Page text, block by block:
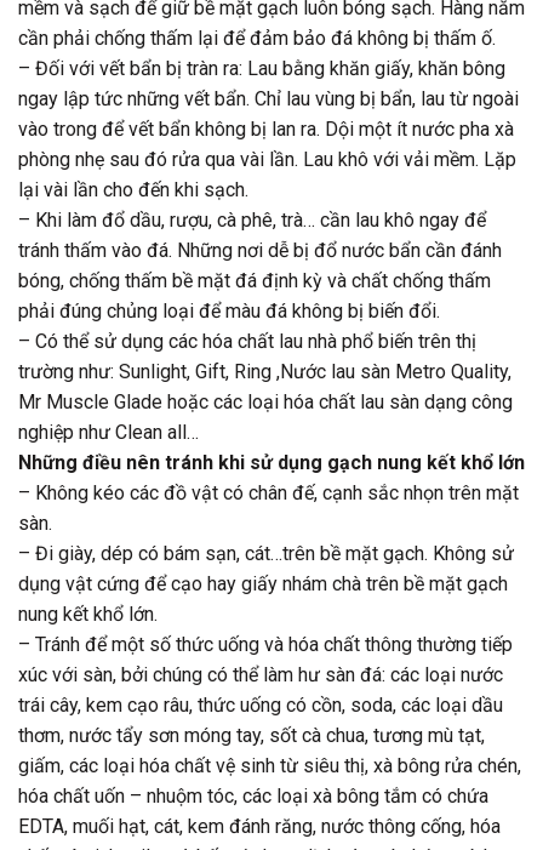
mềm và sạch để giữ bề mặt gạch luôn bóng sạch. Hàng năm
cần phải chống thấm lại để đảm bảo đá không bị thấm ố.
– Đối với vết bẩn bị tràn ra: Lau bằng khăn giấy, khăn bông
ngay lập tức những vết bẩn. Chỉ lau vùng bị bẩn, lau từ ngoài
vào trong để vết bẩn không bị lan ra. Dội một ít nước pha xà
phòng nhẹ sau đó rửa qua vài lần. Lau khô với vải mềm. Lặp
lại vài lần cho đến khi sạch.
– Khi làm đổ dầu, rượu, cà phê, trà… cần lau khô ngay để
tránh thấm vào đá. Những nơi dễ bị đổ nước bẩn cần đánh
bóng, chống thấm bề mặt đá định kỳ và chất chống thấm
phải đúng chủng loại để màu đá không bị biến đổi.
– Có thể sử dụng các hóa chất lau nhà phổ biến trên thị
trường như: Sunlight, Gift, Ring ,Nước lau sàn Metro Quality,
Mr Muscle Glade hoặc các loại hóa chất lau sàn dạng công
nghiệp như Clean all…
Những điều nên tránh khi sử dụng gạch nung kết khổ lớn
– Không kéo các đồ vật có chân đế, cạnh sắc nhọn trên mặt
sàn.
– Đi giày, dép có bám sạn, cát…trên bề mặt gạch. Không sử
dụng vật cứng để cạo hay giấy nhám chà trên bề mặt gạch
nung kết khổ lớn.
– Tránh để một số thức uống và hóa chất thông thường tiếp
xúc với sàn, bởi chúng có thể làm hư sàn đá: các loại nước
trái cây, kem cạo râu, thức uống có cồn, soda, các loại dầu
thơm, nước tẩy sơn móng tay, sốt cà chua, tương mù tạt,
giấm, các loại hóa chất vệ sinh từ siêu thị, xà bông rửa chén,
hóa chất uốn – nhuộm tóc, các loại xà bông tắm có chứa
EDTA, muối hạt, cát, kem đánh răng, nước thông cống, hóa